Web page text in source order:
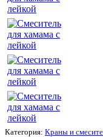
Категория: Краны и